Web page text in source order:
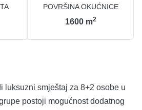
POVRŠINA OKUĆNICE
1600 m2
luksuzni smještaj za 8+2 osobe u
postoji mogućnost dodatnog